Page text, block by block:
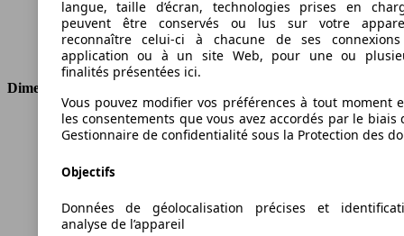
Cylindres
4
Transmission
Boîte manuelle
Type de traction
Traction avant
Dimensions
Longueur
4716 mm
Largeur
Poids maximum
2050 kg
Charge maximale
langue, taille d’écran, technologies prises en
peuvent être conservés ou lus sur votre
reconnaître celui-ci à chacune de ses
application ou à un site Web, pour une ou
finalités présentées ici.
Vous pouvez modifier vos préférences à tout moment
les consentements que vous avez accordés par le biais
Gestionnaire de confidentialité sous la Protection des
Objectifs
Données de géolocalisation précises et
analyse de l’appareil